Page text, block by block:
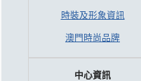
時裝及形象資訊
澳門時尚品牌
中心資訊